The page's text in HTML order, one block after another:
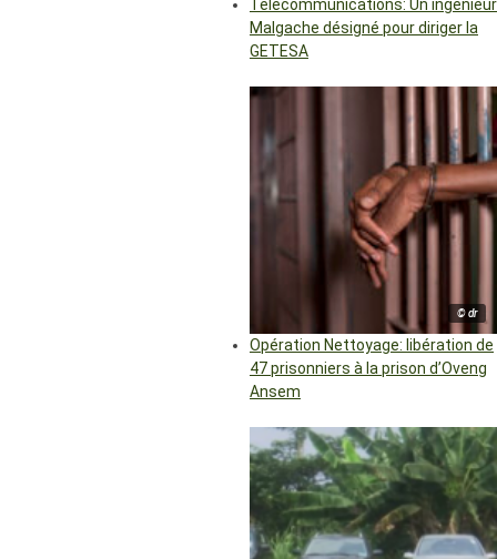
Télécommunications: Un ingénieur
Malgache désigné pour diriger la
GETESA
© dr
Opération Nettoyage: libération de
47 prisonniers à la prison d’Oveng
Ansem